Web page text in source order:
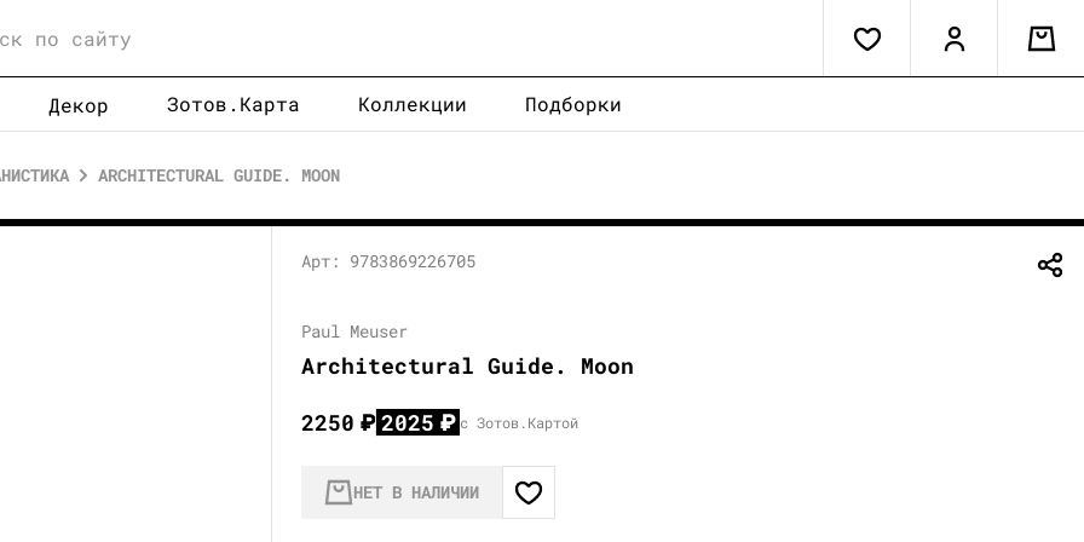
Декор Зотов.Карта Коллекции Подборки
ARCHITECTURAL GUIDE. MOON
Арт: 9783869226705
Paul Meuser
Architectural Guide. Moon
2250₽ 2025₽ с Зотов.Картой
НЕТ В НАЛИЧИИ